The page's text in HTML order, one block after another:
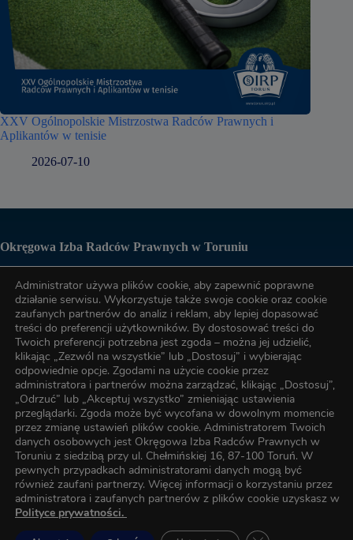
XXV Ogólnopolskie Mistrzostwa Radców Prawnych i
Aplikantów w tenisie
2026-07-10
Okręgowa Izba Radców Prawnych w Toruniu
Biuro OIRP
tel. (56) 622-89-17
tel. (56) 622-89-17
e-mail:oirp@torun.oirp.pl
e-mail:szkolenia@torun.oirp.pl
W Okręgowej Izbie Radców Prawnych w Toruniu został
wyznaczony Inspektor Ochrony Danych, z którym kontakt
można uzyskać za pośrednictwem poczty elektronicznej pod
adresem e-mail:oirp@torun.oirp.pl
Administrator używa plików cookie, aby zapewnić poprawne
działanie serwisu. Wykorzystuje także swoje cookie oraz cookie
zaufanych partnerów do analiz i reklam, aby lepiej dopasować
treści do preferencji użytkowników. By dostosować treści do
Twoich preferencji potrzebna jest zgoda – można jej udzielić,
klikając „Zezwól na wszystkie” lub „Dostosuj” i wybierając
odpowiednie opcje. Zgodami na użycie cookie przez
administratora i partnerów można zarządzać, klikając „Dostosuj”,
„Odrzuć” lub „Akceptuj wszystko” zmieniając ustawienia
przeglądarki. Zgoda może być wycofana w dowolnym momencie
przez zmianę ustawień plików cookie. Administratorem Twoich
danych osobowych jest Okręgowa Izba Radców Prawnych w
Toruniu z siedzibą przy ul. Chełmińskiej 16, 87-100 Toruń. W
pewnych przypadkach administratorami danych mogą być
również zaufani partnerzy. Więcej informacji o korzystaniu przez
administratora i zaufanych partnerów z plików cookie uzyskasz w
Polityce prywatności.